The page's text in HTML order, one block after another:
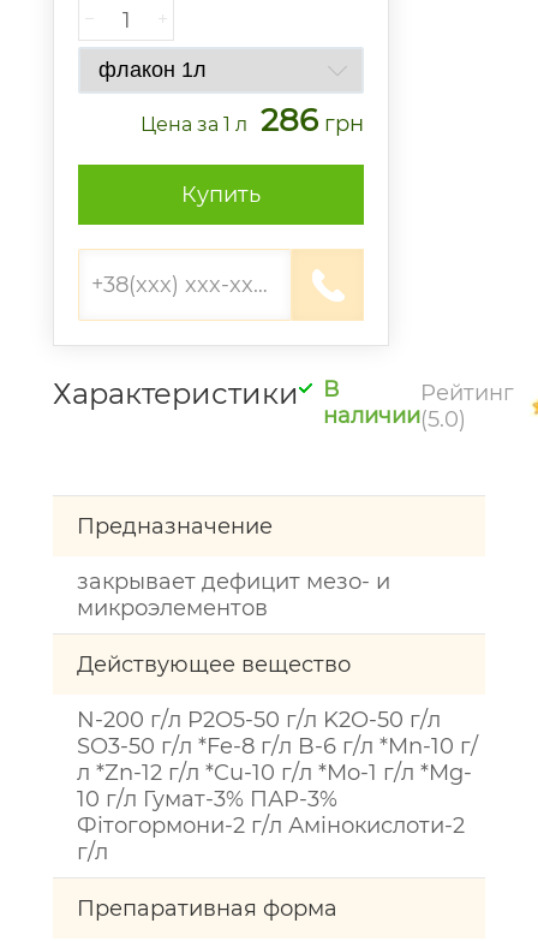
− +
Цена за 1 л 286 грн
Купить
Характеристики
В
наличии
Рейтинг
(5.0)
Предназначение
закрывает дефицит мезо- и
микроэлементов
Действующее вещество
N-200 г/л P2O5-50 г/л K2O-50 г/л
SO3-50 г/л *Fe-8 г/л B-6 г/л *Mn-10 г/
л *Zn-12 г/л *Cu-10 г/л *Mo-1 г/л *Mg-
10 г/л Гумат-3% ПАР-3%
Фітогормони-2 г/л Амінокислоти-2
г/л
Препаративная форма